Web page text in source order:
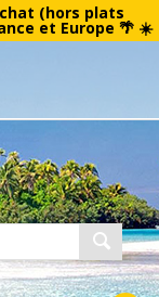
(hors plats
et Europe 🌴 ☀️